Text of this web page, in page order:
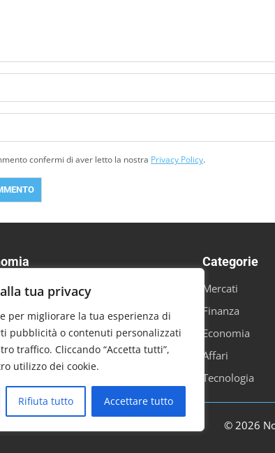
tua privacy
per migliorare la tua esperienza di
pubblicità o contenuti personalizzati
traffico. Cliccando “Accetta tutti”,
utilizzo dei cookie.
Rifiuta tutto Accettare tutto
confermi di aver letto la nostra Privacy Policy.
analisi e
su economia, finanza,
tecnologia, per
sui temi che contano
Categorie
Mercati
Finanza
Economia
Affari
Tecnologia
© 2026